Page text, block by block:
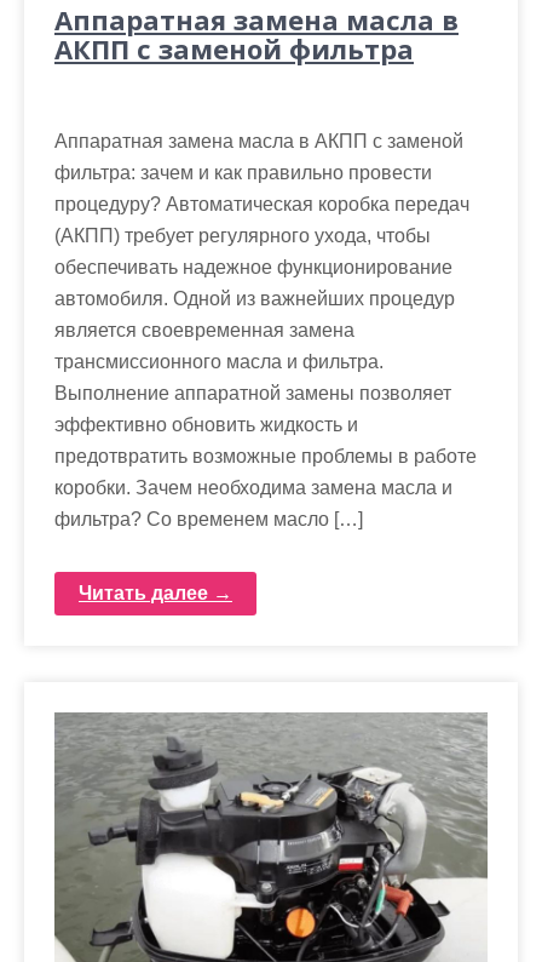
Аппаратная замена масла в
АКПП с заменой фильтра
Аппаратная замена масла в АКПП с заменой
фильтра: зачем и как правильно провести
процедуру? Автоматическая коробка передач
(АКПП) требует регулярного ухода, чтобы
обеспечивать надежное функционирование
автомобиля. Одной из важнейших процедур
является своевременная замена
трансмиссионного масла и фильтра.
Выполнение аппаратной замены позволяет
эффективно обновить жидкость и
предотвратить возможные проблемы в работе
коробки. Зачем необходима замена масла и
фильтра? Со временем масло […]
Читать далее →